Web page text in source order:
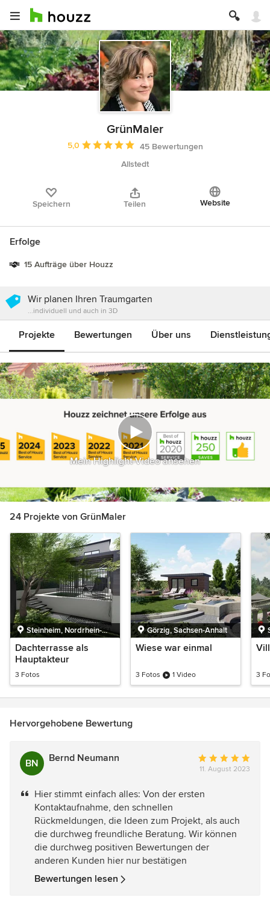
GrünMaler
Durchschnittliche Bewertung: 5 von 5 Sternen
5,0
45 Bewertungen
Allstedt
Speichern Teilen Website
Erfolge
15 Aufträge über Houzz
Wir planen Ihren Traumgarten
...individuell und auch in 3D
Projekte Bewertungen Über uns
Mein Highlight-Video ansehen
24 Projekte von GrünMaler
Steinheim, Nordrhein-
Westfalen
Dachterrasse als
Hauptakteur
3 Fotos
Görzig, Sachsen-Anhalt
Wiese war einmal
3 Fotos 1 Video 3
Hervorgehobene Bewertung
BN Bernd Neumann
Bewertung:
von
Sternen
11. August 2023
Hier stimmt einfach alles: Von der ersten
Kontaktaufnahme, den schnellen
Rückmeldungen, die Ideen zum Projekt, als auch
die durchweg freundliche Beratung. Wir können
die durchweg positiven Bewertungen der
anderen Kunden hier nur bestätigen
Bewertungen lesen